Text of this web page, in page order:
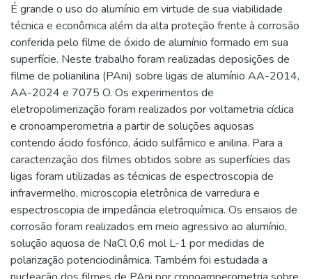
É grande o uso do alumínio em virtude de sua viabilidade
técnica e econômica além da alta proteção frente à corrosão
conferida pelo filme de óxido de alumínio formado em sua
superfície. Neste trabalho foram realizadas deposições de
filme de polianilina (PAni) sobre ligas de alumínio AA-2014,
AA-2024 e 7075 O. Os experimentos de
eletropolimerização foram realizados por voltametria cíclica
e cronoamperometria a partir de soluções aquosas
contendo ácido fosfórico, ácido sulfâmico e anilina. Para a
caracterização dos filmes obtidos sobre as superfícies das
ligas foram utilizadas as técnicas de espectroscopia de
infravermelho, microscopia eletrônica de varredura e
espectroscopia de impedância eletroquímica. Os ensaios de
corrosão foram realizados em meio agressivo ao alumínio,
solução aquosa de NaCl 0,6 mol L-1 por medidas de
polarização potenciodinâmica. Também foi estudada a